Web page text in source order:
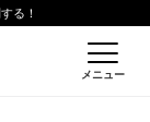
る！
メニュー